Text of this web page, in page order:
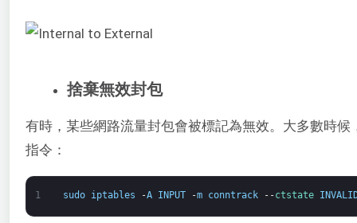
捨棄無效封包
有時，某些網路流量封包會被標記為無效。大多數時
指令：
1 sudo iptables -A INPUT -m conntrack --ctstate